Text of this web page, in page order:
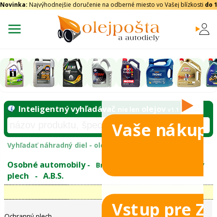
Novinka: Najvýhodnejšie doručenie na odberné miesto vo Vašej blízkosti do
Inteligentný vyhľadávač
Vyhľadať náhradný diel - olejový filter -
Vaše nákupy
Vstup pre